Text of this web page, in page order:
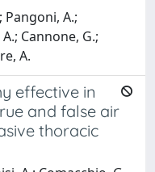
Pangoni, A.;
Cannone, G.;
A.
effective in
and false air
thoracic